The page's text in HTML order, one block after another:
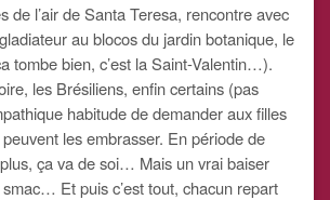
de l’air de Santa Teresa, rencontre avec
au blocos du jardin botanique, le
tombe bien, c’est la Saint-Valentin…).
les Brésiliens, enfin certains (pas
habitude de demander aux filles
peuvent les embrasser. En période de
ça va de soi… Mais un vrai baiser
Et puis c’est tout, chacun repart